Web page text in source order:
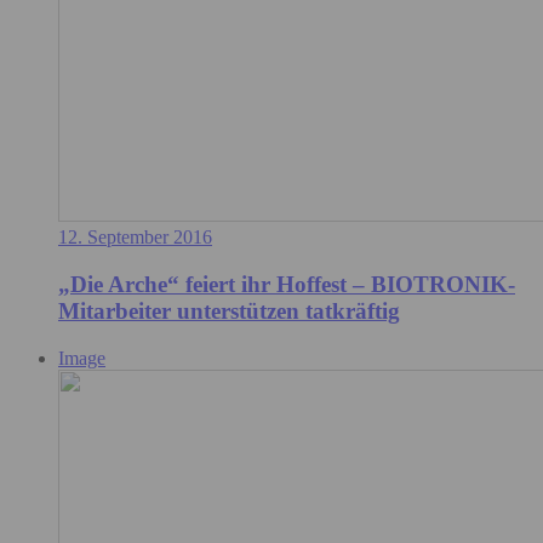
12. September 2016
„Die Arche“ feiert ihr Hoffest – BIOTRONIK-
Mitarbeiter unterstützen tatkräftig
Image